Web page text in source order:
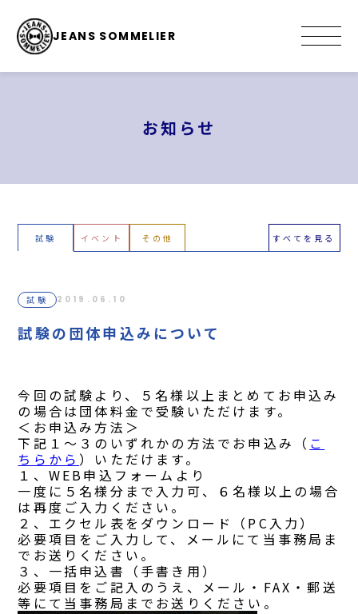
JEANS SOMMELIER
お知らせ
試験 イベント その他 すべてを見る
試験 2019.06.10
試験の団体申込みについて
今回の試験より、５名様以上まとめてお申込み
の場合は団体料金で受験いただけます。
＜お申込み方法＞
下記１～３のいずれかの方法でお申込み（ こ
ちらから ）いただけます。
１、WEB申込フォームより
一度に５名様分まで入力可、６名様以上の場合
は再度ご入力ください。
２、エクセル表をダウンロード（PC入力）
必要項目をご入力して、メールにて当事務局ま
でお送りください。
３、一括申込書（手書き用）
必要項目をご記入のうえ、メール・FAX・郵送
等にて当事務局までお送りください。